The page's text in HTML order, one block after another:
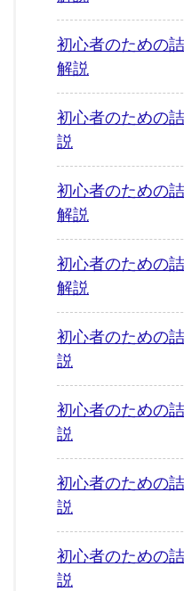
初心者のための
解説
初心者のため
説
初心者のための
解説
初心者のための
解説
初心者のため
説
初心者のための
説
初心者のため
説
初心者のため
説